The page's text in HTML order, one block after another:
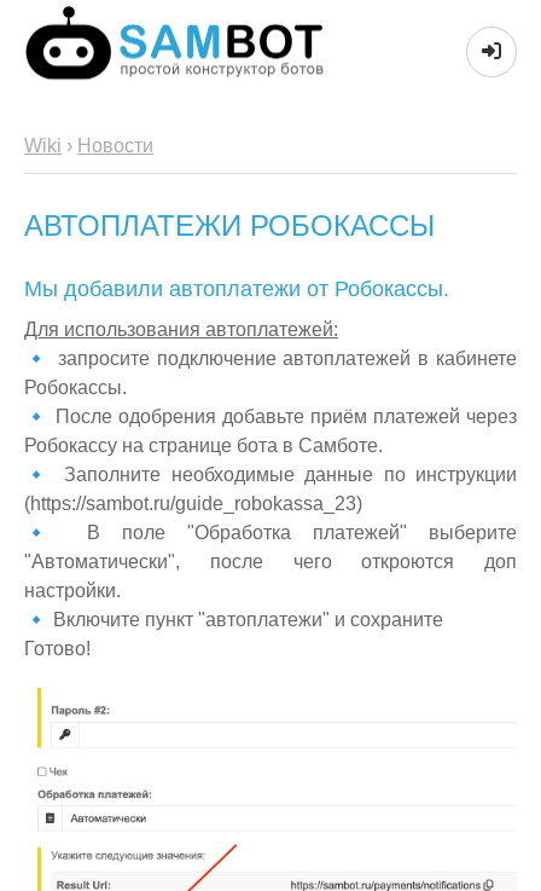
Wiki › Новости
АВТОПЛАТЕЖИ РОБОКАССЫ
Мы добавили автоплатежи от Робокассы.
Для использования автоплатежей:
🔹 запросите подключение автоплатежей в кабинете
Робокассы.
🔹 После одобрения добавьте приём платежей через
Робокассу на странице бота в Самботе.
🔹 Заполните необходимые данные по инструкции
(https://sambot.ru/guide_robokassa_23)
🔹 В поле "Обработка платежей" выберите
"Автоматически", после чего откроются доп
настройки.
🔹 Включите пункт "автоплатежи" и сохраните
Готово!